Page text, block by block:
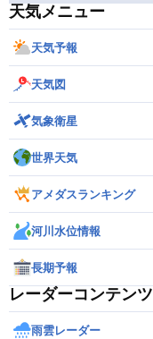
天気メニュー
天気予報
天気図
気象衛星
世界天気
アメダスランキング
河川水位情報
長期予報
レーダーコンテンツ
雨雲レーダー